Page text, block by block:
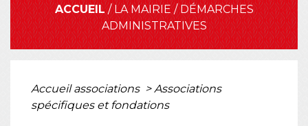
ACCUEIL/LA MAIRIE/DÉMARCHES
ADMINISTRATIVES
Accueil associations > Associations
spécifiques et fondations